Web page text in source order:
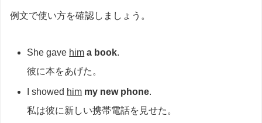
例文で使い方を確認しましょう。
She gave him a book.
彼に本をあげた。
I showed him my new phone.
私は彼に新しい携帯電話を見せた。